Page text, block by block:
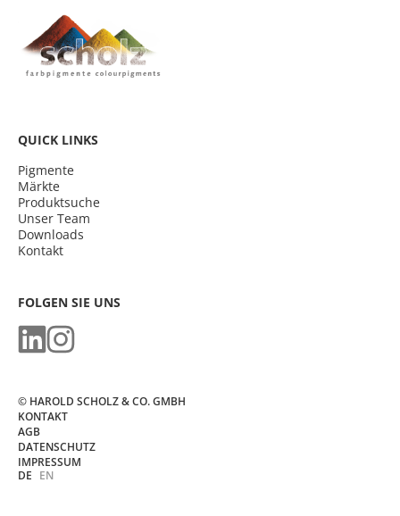
QUICK LINKS
Pigmente
Märkte
Produktsuche
Unser Team
Downloads
Kontakt
FOLGEN SIE UNS
© HAROLD SCHOLZ & CO. GMBH
KONTAKT
AGB
DATENSCHUTZ
IMPRESSUM
DE EN